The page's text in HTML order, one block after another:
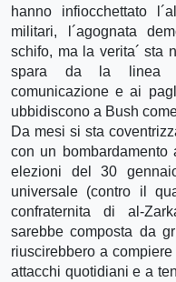
hanno infiocchettato
militari, l´agognata
schifo, ma la verita´ sta
spara da la linea
comunicazione e ai
ubbidiscono a Bush
Da mesi si sta
con un bombardamento
elezioni del 30
universale (contro il
confraternita di al-
sarebbe composta da
riuscirebbero a
attacchi quotidiani e a